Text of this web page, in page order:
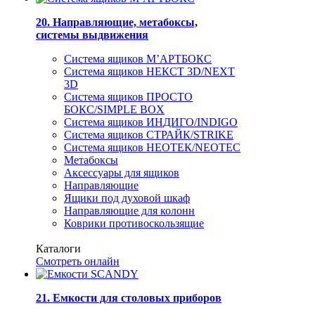
20. Направляющие, метабоксы,
системы выдвижения
Система ящиков М’АРТБОКС
Система ящиков НЕКСТ 3D/NEXT
3D
Система ящиков ПРОСТО
БОКС/SIMPLE BOX
Система ящиков ИНДИГО/INDIGO
Система ящиков СТРАЙК/STRIKE
Система ящиков НЕОТЕК/NEOTEC
Метабоксы
Аксессуары для ящиков
Направляющие
Ящики под духовой шкаф
Направляющие для колонн
Коврики противоскользящие
Каталоги
Смотреть онлайн
21. Емкости для столовых приборов